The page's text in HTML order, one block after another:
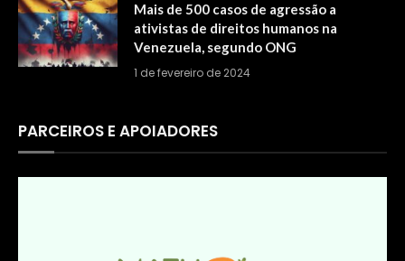
Mais de 500 casos de agressão a
ativistas de direitos humanos na
Venezuela, segundo ONG
1 de fevereiro de 2024
PARCEIROS E APOIADORES